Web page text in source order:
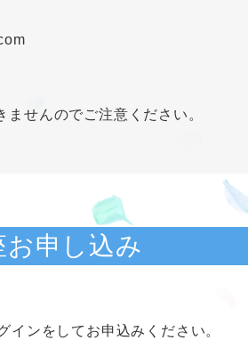
せんのでご注意ください。
お申し込み
インをしてお申込みください。